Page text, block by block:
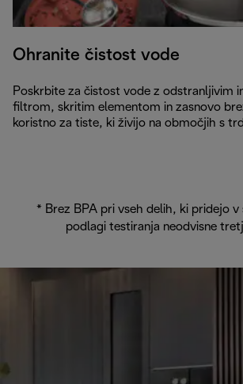
Ohranite čistost vode
Poskrbite za čistost vode z odstranljivim
filtrom, skritim elementom in zasnovo
koristno za tiste, ki živijo na območjih s
* Brez BPA pri vseh delih, ki pridejo v
podlagi testiranja neodvisne